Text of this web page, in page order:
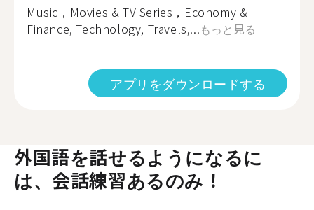
Music，Movies & TV Series，Economy &
Finance, Technology, Travels,...もっと見る
アプリをダウンロードする
外国語を話せるようになるに
は、会話練習あるのみ！